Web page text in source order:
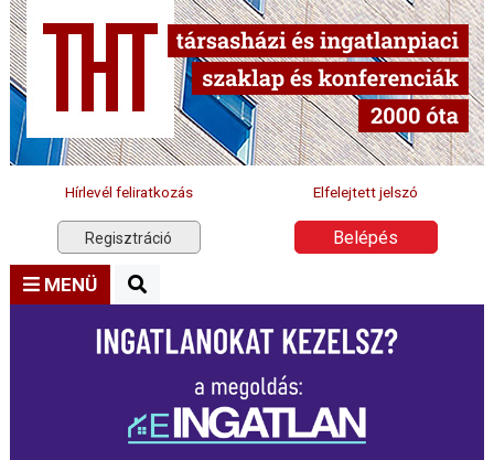
Hírlevél feliratkozás Elfelejtett jelszó
Regisztráció Belépés
MENÜ